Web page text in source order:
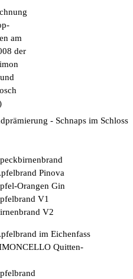
am
der
Pinova
Orangen Gin
V1
V2
im Eichenfass
Quitten-